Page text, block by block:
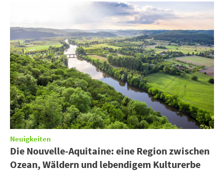
Neuigkeiten
Die Nouvelle-Aquitaine: eine Region zwischen
Ozean, Wäldern und lebendigem Kulturerbe